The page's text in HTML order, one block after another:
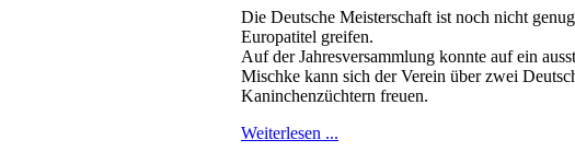
Die Deutsche Meisterschaft ist noch nicht
Europatitel greifen.
Auf der Jahresversammlung konnte auf ein
Mischke kann sich der Verein über zwei
Kaninchenzüchtern freuen.
Weiterlesen ...